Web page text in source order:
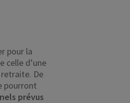
pour la
celle d’une
De
pourront
prévus